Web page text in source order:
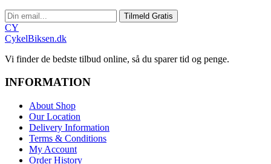
Tilmeld Gratis
CY
CykelBiksen.dk
Vi finder de bedste tilbud online, så du sparer tid og penge.
INFORMATION
About Shop
Our Location
Delivery Information
Terms & Conditions
My Account
Order History